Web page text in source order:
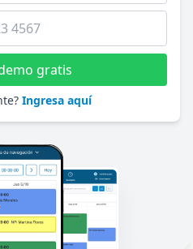
gratis
Ingresa aquí